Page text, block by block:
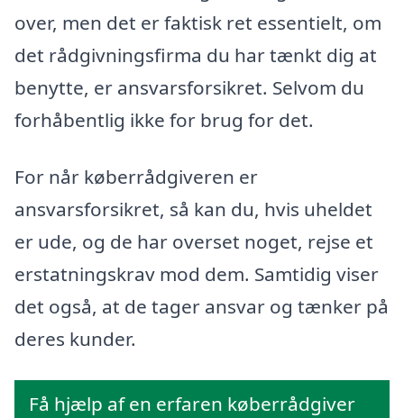
over, men det er faktisk ret essentielt, om
det rådgivningsfirma du har tænkt dig at
benytte, er ansvarsforsikret. Selvom du
forhåbentlig ikke for brug for det.
For når køberrådgiveren er
ansvarsforsikret, så kan du, hvis uheldet
er ude, og de har overset noget, rejse et
erstatningskrav mod dem. Samtidig viser
det også, at de tager ansvar og tænker på
deres kunder.
Få hjælp af en erfaren køberrådgiver